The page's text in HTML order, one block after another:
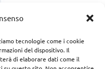
tecnologie come i cookie
del dispositivo. Il
di elaborare dati come il